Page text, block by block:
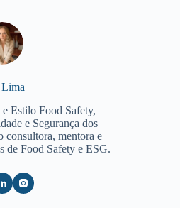
Estilo Food Safety,
e Segurança dos
consultora, mentora e
de Food Safety e ESG.